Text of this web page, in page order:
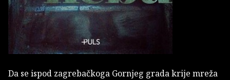
Da se ispod zagrebačkoga Gornjeg grada krije mreža